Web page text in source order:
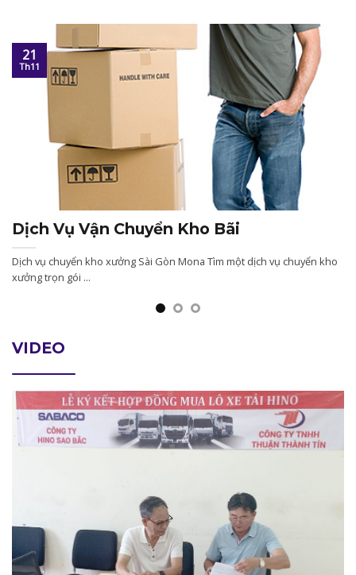
Dịch Vụ Vận Chuyển Kho Bãi
Dịch vụ chuyển kho xưởng Sài Gòn Mona Tìm một dịch vụ chuyển kho
xưởng trọn gói ...
21
Th11
VIDEO